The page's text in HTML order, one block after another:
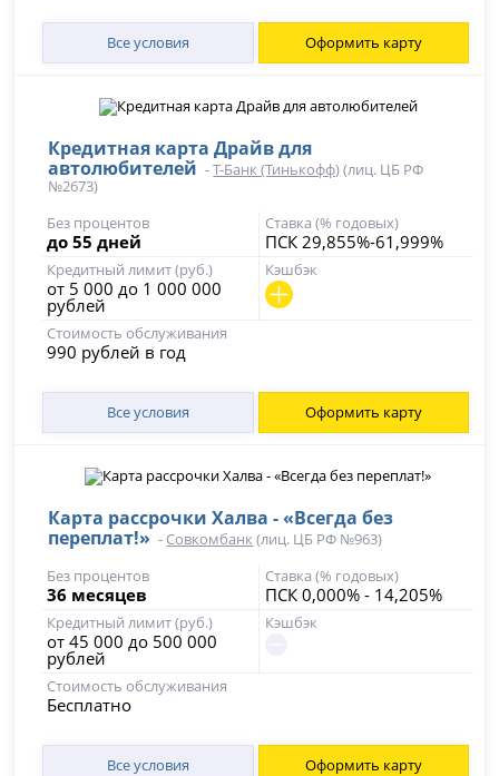
Все условия Оформить карту
Кредитная карта Драйв для
автолюбителей -Т-Банк (Тинькофф)(лиц. ЦБ РФ
№2673)
Без процентов
до 55 дней
Ставка (% годовых)
ПСК 29,855%-61,999%
Кредитный лимит (руб.)
от 5 000 до 1 000 000
рублей
Кэшбэк
Стоимость обслуживания
990 рублей в год
Все условия Оформить карту
Карта рассрочки Халва - «Всегда без
переплат!» - Совкомбанк (лиц. ЦБ РФ №963)
Без процентов
36 месяцев
Ставка (% годовых)
ПСК 0,000% - 14,205%
Кредитный лимит (руб.)
от 45 000 до 500 000
рублей
Кэшбэк
Стоимость обслуживания
Бесплатно
Все условия Оформить карту